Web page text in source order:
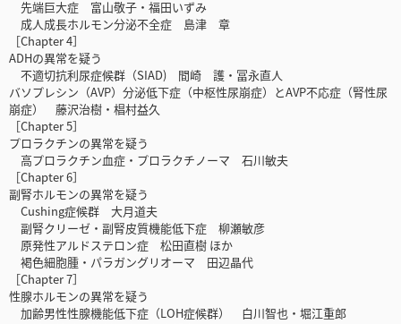
先端巨大症 富山敬子・福田いずみ
成人成長ホルモン分泌不全症 島津 章
［Chapter 4］
ADHの異常を疑う
不適切抗利尿症候群（SIAD) 間崎 護・冨永直人
バソプレシン（AVP）分泌低下症（中枢性尿崩症）とAVP不応症（腎性尿
崩症） 藤沢治樹・椙村益久
［Chapter 5］
プロラクチンの異常を疑う
高プロラクチン血症・プロラクチノーマ 石川敏夫
［Chapter 6］
副腎ホルモンの異常を疑う
Cushing症候群 大月道夫
副腎クリーゼ・副腎皮質機能低下症 柳瀬敏彦
原発性アルドステロン症 松田直樹 ほか
褐色細胞腫・パラガングリオーマ 田辺晶代
［Chapter 7］
性腺ホルモンの異常を疑う
加齢男性性腺機能低下症（LOH症候群） 白川智也・堀江重郎